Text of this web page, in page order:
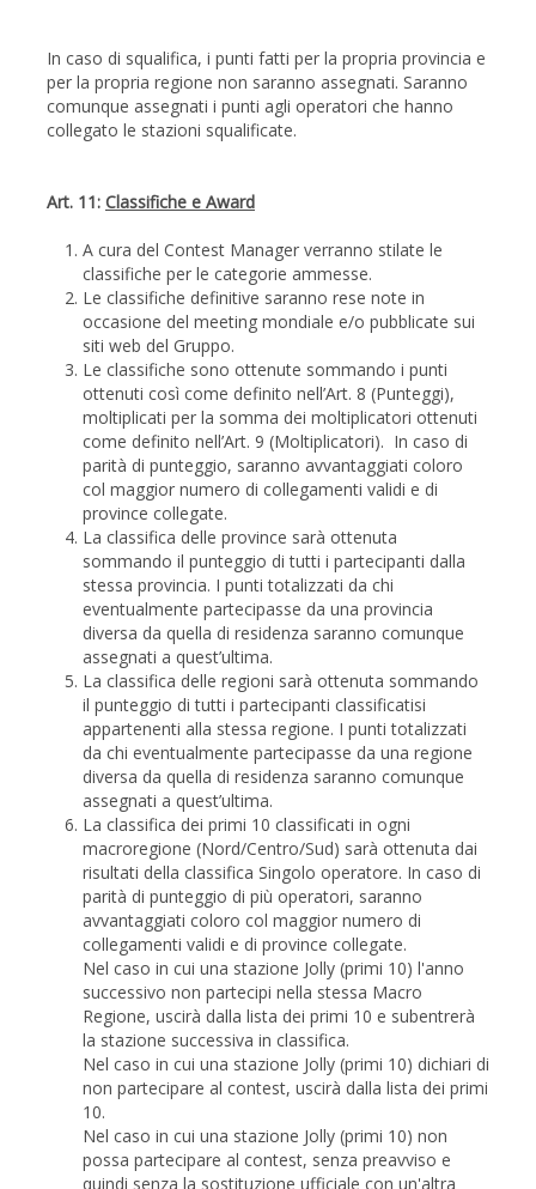
In caso di squalifica, i punti fatti per la propria provincia e
per la propria regione non saranno assegnati. Saranno
comunque assegnati i punti agli operatori che hanno
collegato le stazioni squalificate.
Art. 11: Classifiche e Award
A cura del Contest Manager verranno stilate le
classifiche per le categorie ammesse.
Le classifiche definitive saranno rese note in
occasione del meeting mondiale e/o pubblicate sui
siti web del Gruppo.
Le classifiche sono ottenute sommando i punti
ottenuti così come definito nell’Art. 8 (Punteggi),
moltiplicati per la somma dei moltiplicatori ottenuti
come definito nell’Art. 9 (Moltiplicatori). In caso di
parità di punteggio, saranno avvantaggiati coloro
col maggior numero di collegamenti validi e di
province collegate.
La classifica delle province sarà ottenuta
sommando il punteggio di tutti i partecipanti dalla
stessa provincia. I punti totalizzati da chi
eventualmente partecipasse da una provincia
diversa da quella di residenza saranno comunque
assegnati a quest’ultima.
La classifica delle regioni sarà ottenuta sommando
il punteggio di tutti i partecipanti classificatisi
appartenenti alla stessa regione. I punti totalizzati
da chi eventualmente partecipasse da una regione
diversa da quella di residenza saranno comunque
assegnati a quest’ultima.
La classifica dei primi 10 classificati in ogni
macroregione (Nord/Centro/Sud) sarà ottenuta dai
risultati della classifica Singolo operatore. In caso di
parità di punteggio di più operatori, saranno
avvantaggiati coloro col maggior numero di
collegamenti validi e di province collegate.
Nel caso in cui una stazione Jolly (primi 10) l'anno
successivo non partecipi nella stessa Macro
Regione, uscirà dalla lista dei primi 10 e subentrerà
la stazione successiva in classifica.
Nel caso in cui una stazione Jolly (primi 10) dichiari di
non partecipare al contest, uscirà dalla lista dei primi
10.
Nel caso in cui una stazione Jolly (primi 10) non
possa partecipare al contest, senza preavviso e
quindi senza la sostituzione ufficiale con un'altra